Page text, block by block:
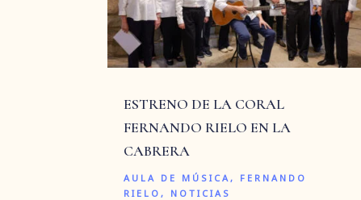
ESTRENO DE LA CORAL
FERNANDO RIELO EN LA
CABRERA
AULA DE MÚSICA, FERNANDO
RIELO, NOTICIAS